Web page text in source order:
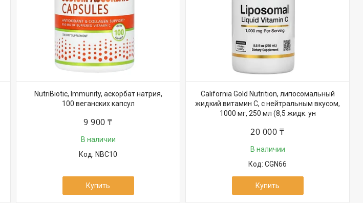
NutriBiotic, Immunity, аскорбат натрия,
100 веганских капсул
9 900 ₸
В наличии
NBC10
Купить
California Gold Nutrition, липосомальный
жидкий витамин C, с нейтральным вкусом,
1000 мг, 250 мл (8,5 жидк. ун
20 000 ₸
В наличии
CGN66
Купить